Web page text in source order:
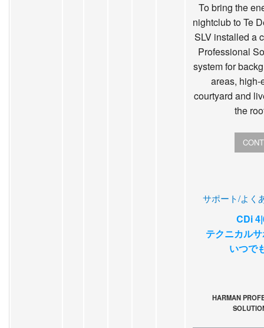
To bring the
nightclub to Te
SLV installed a
Professional
system for
areas,
courtyard and
the
サポート/よく
CDi
テクニカル
いつで
HARMAN